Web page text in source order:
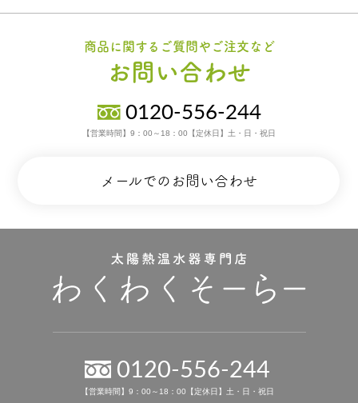
商品に関するご質問やご注文など
お問い合わせ
0120-556-244
【営業時間】9：00～18：00【定休日】土・日・祝日
メールでのお問い合わせ
0120-556-244
【営業時間】9：00～18：00【定休日】土・日・祝日